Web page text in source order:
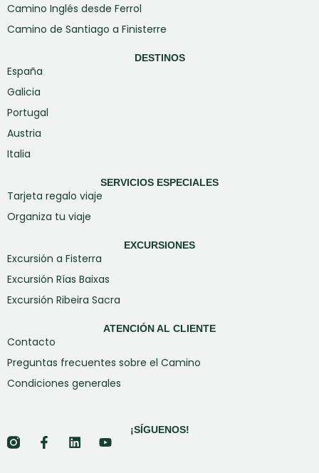
Camino Inglés desde Ferrol
Camino de Santiago a Finisterre
DESTINOS
España
Galicia
Portugal
Austria
Italia
SERVICIOS ESPECIALES
Tarjeta regalo viaje
Organiza tu viaje
EXCURSIONES
Excursión a Fisterra
Excursión Rías Baixas
Excursión Ribeira Sacra
ATENCIÓN AL CLIENTE
Contacto
Preguntas frecuentes sobre el Camino
Condiciones generales
¡SÍGUENOS!